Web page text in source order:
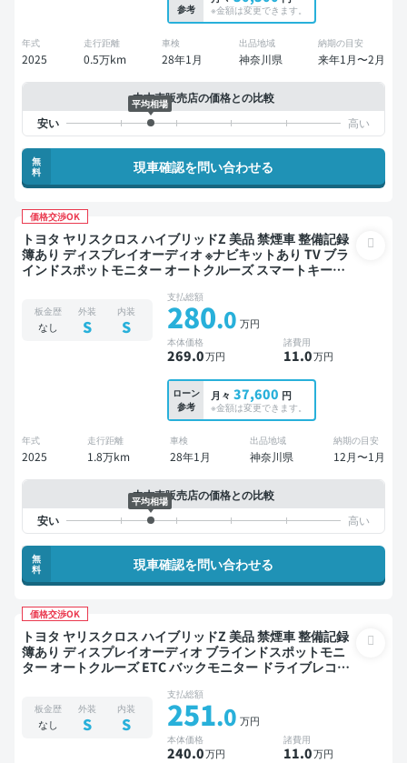
参考
※金額は変更できます。
年式
2025
走行距離
0.5万km
車検
28年1月
出品地域
神奈川県
納期の目安
来年1月〜2月
中古車販売店の価格との比較
平均相場
無
料
現車確認を問い合わせる
価格交渉OK
トヨタ ヤリスクロス ハイブリッドZ 美品 禁煙車 整備記録
簿あり ディスプレイオーディオ ※ナビキットあり TV ブラ
インドスポットモニター オートクルーズ スマートキー
板金歴
なし
外装
S
内装
S
支払総額
280.0 万円
本体価格
269.0万円
諸費用
11.0万円
ローン
参考
月々 37,600 円
※金額は変更できます。
年式
2025
走行距離
1.8万km
車検
28年1月
出品地域
神奈川県
納期の目安
12月〜1月
中古車販売店の価格との比較
平均相場
無
料
現車確認を問い合わせる
価格交渉OK
トヨタ ヤリスクロス ハイブリッドZ 美品 禁煙車 整備記録
簿あり ディスプレイオーディオ ブラインドスポットモニ
ター オートクルーズ ETC バックモニター ドライブレコー
板金歴
なし
外装
S
内装
S
支払総額
251.0 万円
本体価格
240.0万円
諸費用
11.0万円